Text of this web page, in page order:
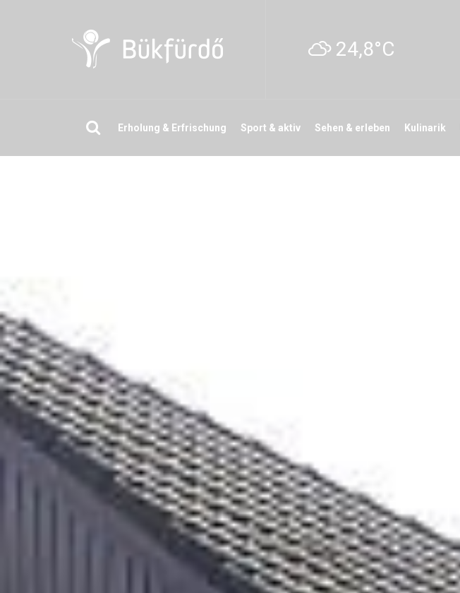
24,8°C
Erholung & Erfrischung Sport & aktiv Sehen & erleben Kulinarik